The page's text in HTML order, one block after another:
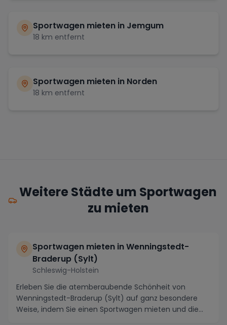
Sportwagen mieten in Jemgum
18 km entfernt
Sportwagen mieten in Norden
18 km entfernt
Weitere Städte um Sportwagen
zu mieten
Sportwagen mieten in Wenningstedt-
Braderup (Sylt)
Schleswig-Holstein
Erleben Sie die atemberaubende Schönheit von
Wenningstedt-Braderup (Sylt) auf ganz besondere
Weise, indem Sie einen Sportwagen mieten und die